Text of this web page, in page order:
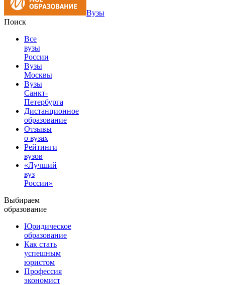
Вузы
Поиск
Все
вузы
России
Вузы
Москвы
Вузы
Санкт-
Петербурга
Дистанционное
образование
Отзывы
о вузах
Рейтинги
вузов
«Лучший
вуз
России»
Выбираем
образование
Юридическое
образование
Как стать
успешным
юристом
Профессия
экономист